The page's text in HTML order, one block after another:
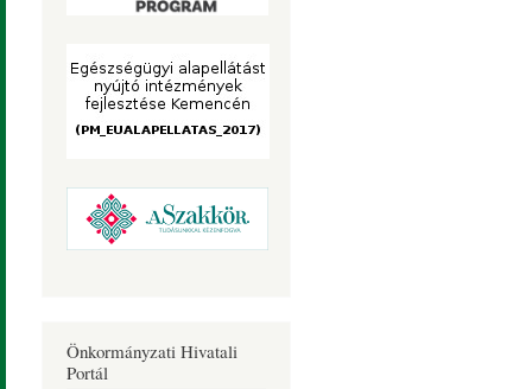
Önkormányzati Hivatali
Portál